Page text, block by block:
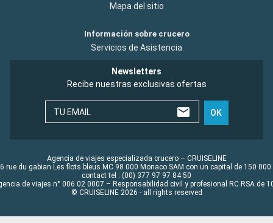
Mapa del sitio
Información sobre crucero
Servicios de Asistencia
Newsletters
Recibe nuestras exclusivas ofertas
TU EMAIL OK
Agencia de viajes especializada crucero – CRUISELINE
rue du gabian Les flots bleus MC 98 000 Monaco SAM con un capital de 150 000
contact tel : (00) 377 97 97 84 50
de viajes n° 006 02 0007 – Responsabilidad civil y profesional RC RSA de
© CRUISELINE 2026 - all rights reserved